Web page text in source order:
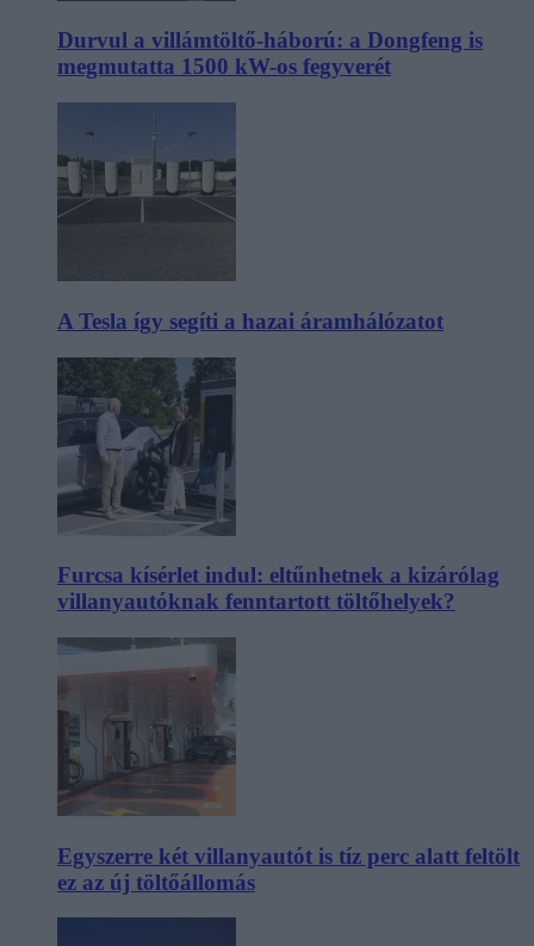
Durvul a villámtöltő-háború: a Dongfeng is
megmutatta 1500 kW-os fegyverét
A Tesla így segíti a hazai áramhálózatot
Furcsa kísérlet indul: eltűnhetnek a kizárólag
villanyautóknak fenntartott töltőhelyek?
Egyszerre két villanyautót is tíz perc alatt feltölt
ez az új töltőállomás